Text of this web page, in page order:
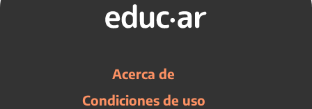
Acerca de
Condiciones de uso